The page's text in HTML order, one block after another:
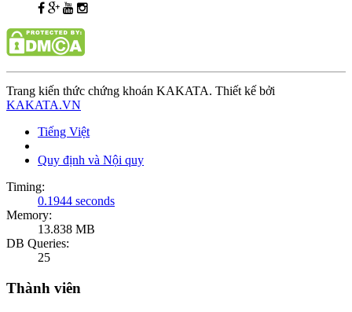
Trang kiến thức chứng khoán KAKATA. Thiết kế bởi
KAKATA.VN
Tiếng Việt
Quy định và Nội quy
Timing:
0.1944 seconds
Memory:
13.838 MB
DB Queries:
25
Thành viên